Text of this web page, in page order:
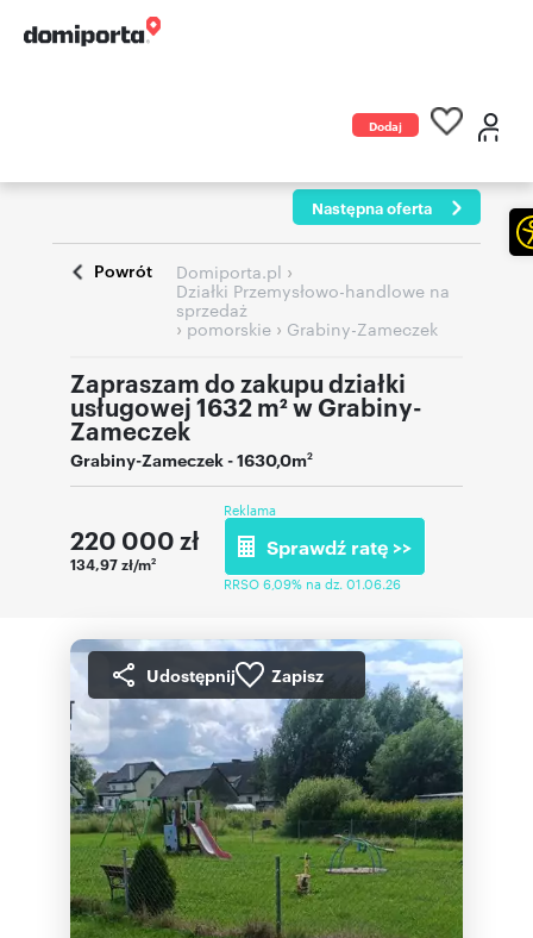
Dodaj
Następna oferta
Powrót Domiporta.pl ›
Działki Przemysłowo-handlowe na
sprzedaż
›pomorskie › Grabiny-Zameczek
Zapraszam do zakupu działki
usługowej 1632 m² w Grabiny-
Zameczek
Grabiny-Zameczek- 1630,0m2
220 000 zł
134,97 zł/m2
Reklama
Sprawdź ratę >>
RRSO 6,09% na dz. 01.06.26
Udostępnij Zapisz